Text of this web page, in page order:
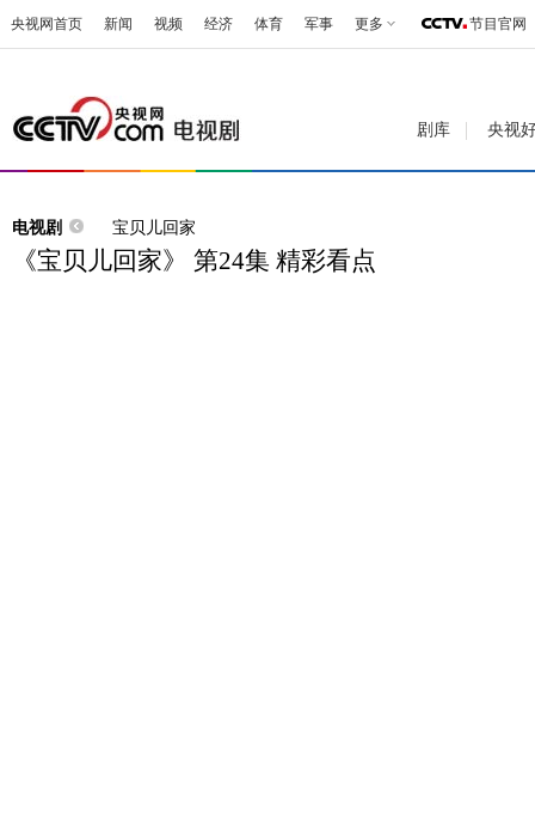
央视网首页 新闻 视频 经济 体育 军事 更多 节目官网
剧库 央视
电视剧 宝贝儿回家
《宝贝儿回家》 第24集 精彩看点